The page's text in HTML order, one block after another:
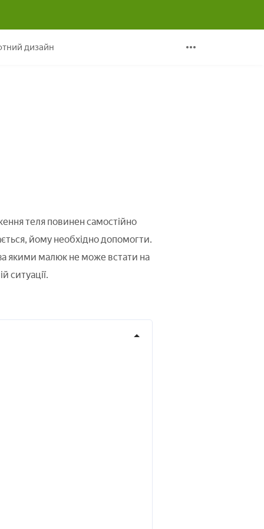
дизайн
теля повинен самостійно
йому необхідно допомогти.
якими малюк не може встати на
ситуації.